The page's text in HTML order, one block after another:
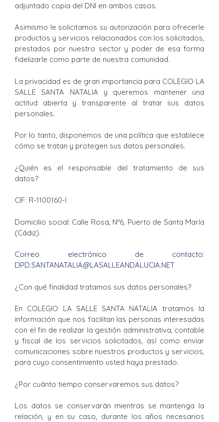
adjuntado copia del DNI en ambos casos.
Asimismo le solicitamos su autorización para ofrecerle
productos y servicios relacionados con los solicitados,
prestados por nuestro sector y poder de esa forma
fidelizarle como parte de nuestra comunidad.
La privacidad es de gran importancia para COLEGIO LA
SALLE SANTA NATALIA y queremos mantener una
actitud abierta y transparente al tratar sus datos
personales.
Por lo tanto, disponemos de una política que establece
cómo se tratan y protegen sus datos personales.
¿Quién es el responsable del tratamiento de sus
datos?
CIF: R-1100160-I
Domicilio social: Calle Rosa, Nº6, Puerto de Santa María
(Cádiz).
Correo electrónico de contacto:
DPD.SANTANATALIA@LASALLEANDALUCIA.NET
¿Con qué finalidad tratamos sus datos personales?
En COLEGIO LA SALLE SANTA NATALIA tratamos la
información que nos facilitan las personas interesadas
con el fin de realizar la gestión administrativa, contable
y fiscal de los servicios solicitados, así como enviar
comunicaciones sobre nuestros productos y servicios,
para cuyo consentimiento usted haya prestado.
¿Por cuánto tiempo conservaremos sus datos?
Los datos se conservarán mientras se mantenga la
relación, y en su caso, durante los años necesarios